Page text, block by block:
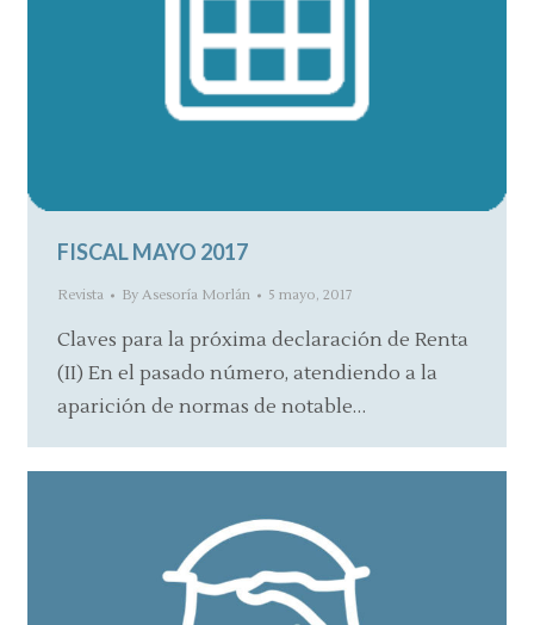
FISCAL MAYO 2017
Revista By Asesoría Morlán 5 mayo, 2017
Claves para la próxima declaración de Renta
(II) En el pasado número, atendiendo a la
aparición de normas de notable…